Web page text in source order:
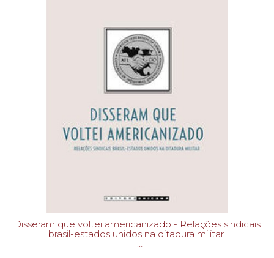
Disseram que voltei americanizado - Relações sindicais
brasil-estados unidos na ditadura militar